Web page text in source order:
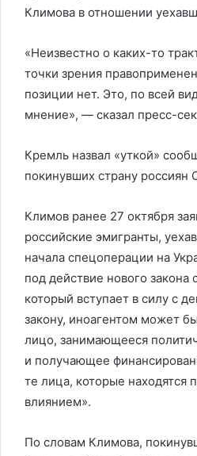
Климова в отношении
«Неизвестно о каких-то
точки зрения
позиции нет. Это, по всей
мнение», — сказал пресс-
Кремль назвал «уткой»
покинувших страну россиян
Климов ранее 27 октября
российские эмигранты,
начала спецоперации на
под действие нового закона
который вступает в силу с
закону, иноагентом может
лицо, занимающееся
и получающее
те лица, которые находятся
влиянием».
По словам Климова,